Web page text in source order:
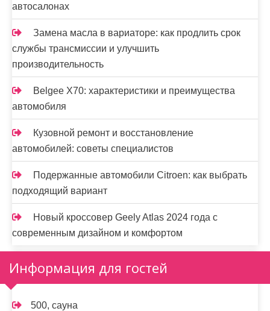
автосалонах
Замена масла в вариаторе: как продлить срок
службы трансмиссии и улучшить
производительность
Belgee X70: характеристики и преимущества
автомобиля
Кузовной ремонт и восстановление
автомобилей: советы специалистов
Подержанные автомобили Citroen: как выбрать
подходящий вариант
Новый кроссовер Geely Atlas 2024 года с
современным дизайном и комфортом
Информация для гостей
500, сауна